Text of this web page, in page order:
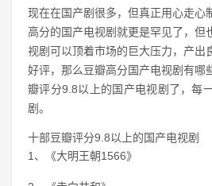
现在在国产剧很多，但真正用心走心
高分的国产电视剧就更是罕见了，但
视剧可以顶着市场的巨大压力，产出
好评，那么豆瓣高分国产电视剧有哪
瓣评分9.8以上的国产电视剧了，每
剧。
十部豆瓣评分9.8以上的国产电视剧
1、《大明王朝1566》